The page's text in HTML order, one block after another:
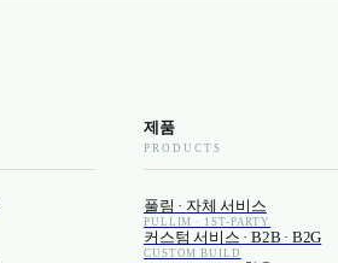
제품
PRODUCTS
풀림 · 자체 서비스
PULLIM · 1ST-PARTY
커스텀 서비스 · B2B · B2G
CUSTOM BUILD